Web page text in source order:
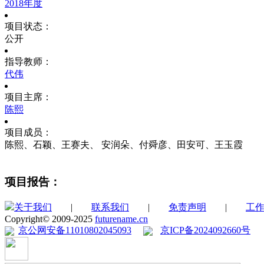
2018年度
项目状态：
公开
指导教师：
代伟
项目主席：
陈熙
项目成员：
陈熙、石颖、王赛夫、 安润朵、付舜彦、田安可、王玉霞
项目报告：
关于我们 | 联系我们 | 免责声明 | 工
Copyright© 2009-2025 futurename.cn
京公网安备11010802045093
京ICP备2024092660号